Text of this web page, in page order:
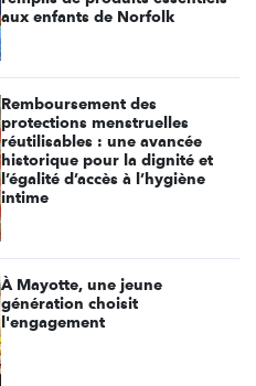
aux enfants de Norfolk
Remboursement des
protections menstruelles
réutilisables : une avancée
historique pour la dignité et
l’égalité d’accès à l’hygiène
intime
À Mayotte, une jeune
génération choisit
l'engagement